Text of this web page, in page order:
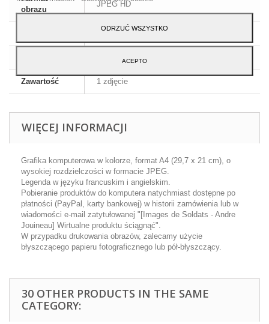
obrazu
JPEG HD
A4 - 29,7 x 21 cm
Angielski i francuski
Zawartość 1 zdjęcie
WIĘCEJ INFORMACJI
Grafika komputerowa w kolorze, format A4 (29,7 x 21 cm), o
wysokiej rozdzielczości w formacie JPEG.
Legenda w języku francuskim i angielskim.
Pobieranie produktów do komputera natychmiast dostępne po
płatności (PayPal, karty bankowej) w historii zamówienia lub w
wiadomości e-mail zatytułowanej "[Images de Soldats - Andre
Jouineau] Wirtualne produktu ściągnąć".
W przypadku drukowania obrazów, zalecamy użycie
błyszczącego papieru fotograficznego lub pół-błyszczący.
30 OTHER PRODUCTS IN THE SAME
CATEGORY:
ODRZUĆ WSZYSTKO
ACEPTO